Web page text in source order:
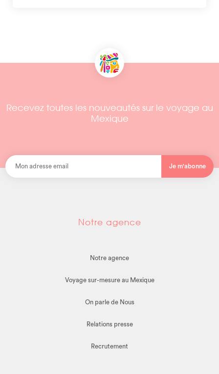
Recevez toutes les nouveautés sur le voyage au
Mexique
Je m'abonne
Notre agence
Notre agence
Voyage sur-mesure au Mexique
On parle de Nous
Relations presse
Recrutement